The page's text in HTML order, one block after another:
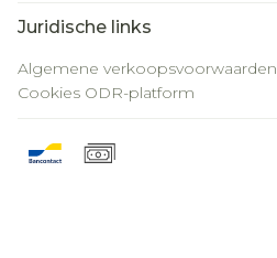
Juridische links
Algemene verkoopsvoorwaarden
Cookies ODR-platform